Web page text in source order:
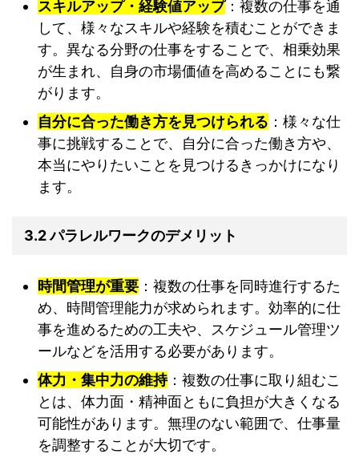
スキルアップ・経験値アップ：複数の仕事を通
して、様々なスキルや経験を積むことができま
す。異なる分野の仕事をすることで、相乗効果
が生まれ、自身の市場価値を高めることにも繋
がります。
自分に合った働き方を見つけられる ：様々な仕
事に挑戦することで、自分に合った働き方や、
本当にやりたいことを見つけるきっかけになり
ます。
3.2 パラレルワークのデメリット
時間管理が重要 ：複数の仕事を同時進行するた
め、時間管理能力が求められます。効率的に仕
事を進めるための工夫や、スケジュール管理ツ
ールなどを活用する必要があります。
体力・集中力の維持：複数の仕事に取り組むこ
とは、体力面・精神面ともに負担が大きくなる
可能性があります。無理のない範囲で、仕事量
を調整することが大切です。